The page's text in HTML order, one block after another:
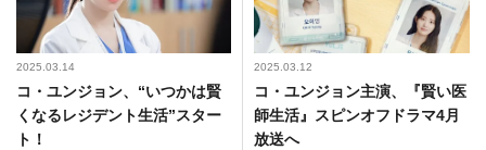
2025.03.14
コ・ユンジョン、“いつかは賢
くなるレジデント生活”スター
ト！
2025.03.12
コ・ユンジョン主演、『賢い医
師生活』スピンオフドラマ4月
放送へ